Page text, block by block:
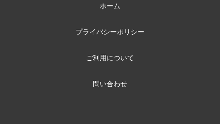
ホーム
プライバシーポリシー
ご利用について
問い合わせ